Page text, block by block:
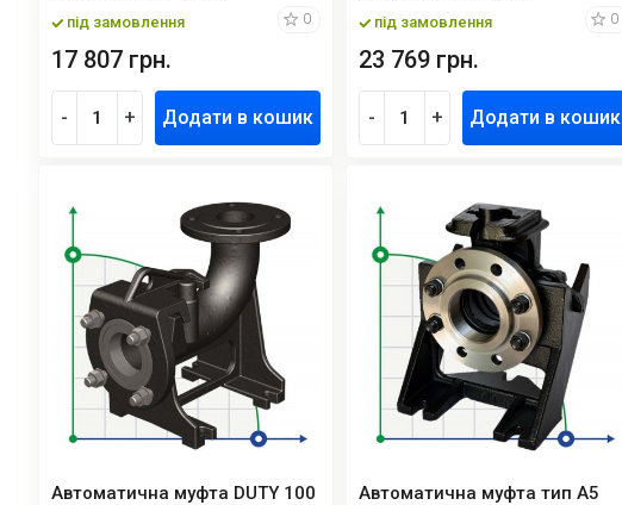
під замовлення 0
17 807 грн.
- + Додати в кошик
під замовлення 0
23 769 грн.
- + Додати в кошик
Автоматична муфта DUTY 100 Автоматична муфта тип A5